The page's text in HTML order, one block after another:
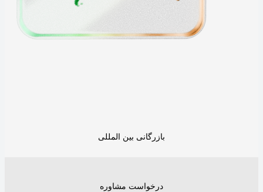
بازرگانی بین المللی
درخواست مشاوره